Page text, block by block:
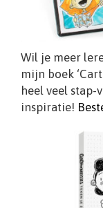
Wil je meer
mijn boek
heel veel
inspiratie!